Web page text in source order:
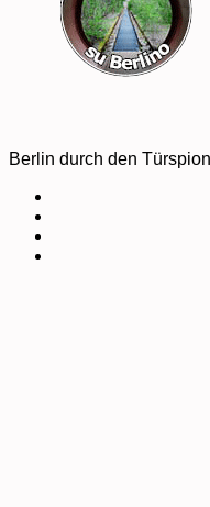
Berlin durch den